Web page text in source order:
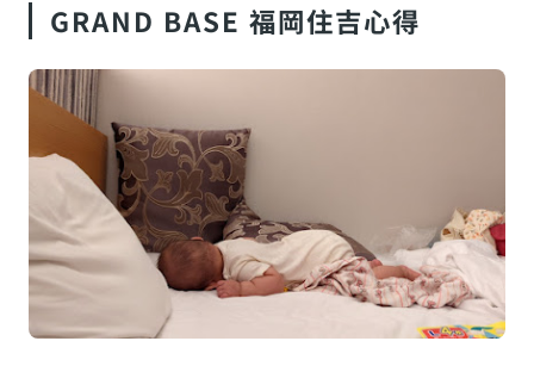
GRAND BASE 福岡住吉心得